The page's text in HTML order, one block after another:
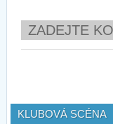
ZADEJTE
KLUBOVÁ SCÉNA